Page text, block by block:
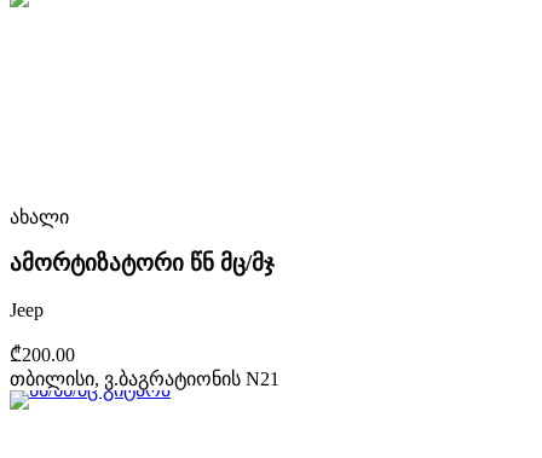
ახალი
ამორტიზატორი წნ მც/მჯ
Jeep
₾200.00
თბილისი, ვ.ბაგრატიონის N21